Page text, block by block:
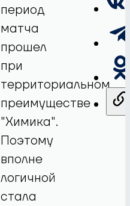
период
матча
прошел
при
территориальном
преимуществе
"Химика".
Поэтому
вполне
логичной
стала